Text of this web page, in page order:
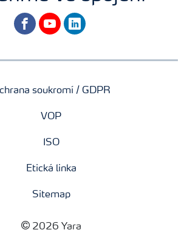
facebookyoutubelinkedin
soukromí / GDPR
VOP
ISO
Etická linka
Sitemap
2026 Yara